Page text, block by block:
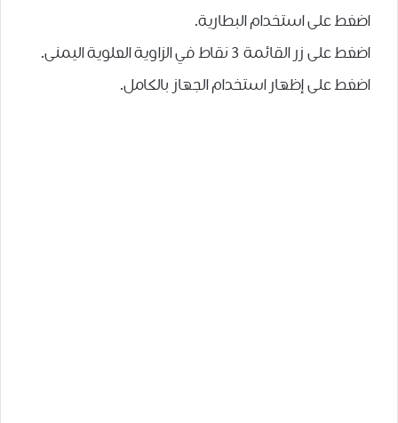
اضغط على استخدام البطارية.
اضغط على زر القائمة 3 نقاط في الزاوية العلوية اليمنى.
اضغط على إظهار استخدام الجهاز بالكامل.